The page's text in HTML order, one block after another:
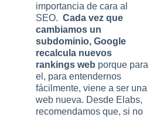
importancia de cara al
SEO. Cada vez que
cambiamos un
subdominio, Google
recalcula nuevos
rankings web porque para
el, para entendernos
fácilmente, viene a ser una
web nueva. Desde Elabs,
recomendamos que, si no